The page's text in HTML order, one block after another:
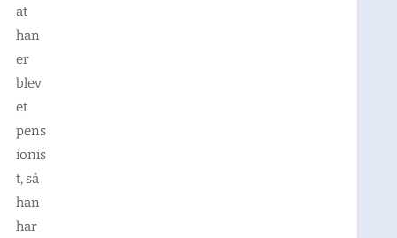
at
han
er
blev
et
pens
ionis
t, så
han
har